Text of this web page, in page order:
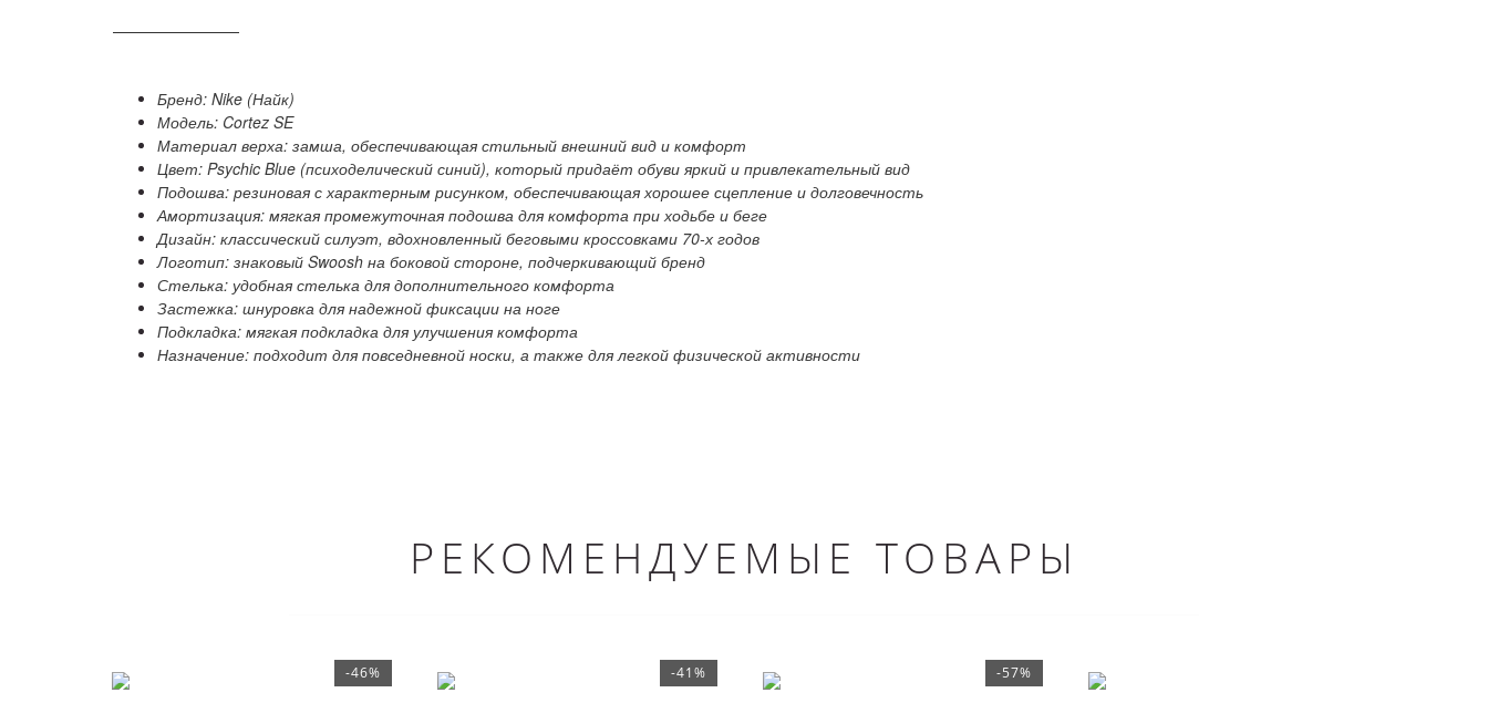
Бренд: Nike (Найк)
Модель: Cortez SE
Материал верха: замша, обеспечивающая стильный внешний вид и комфорт
Цвет: Psychic Blue (психоделический синий), который придаёт обуви яркий и привлекательный вид
Подошва: резиновая с характерным рисунком, обеспечивающая хорошее сцепление и долговечность
Амортизация: мягкая промежуточная подошва для комфорта при ходьбе и беге
Дизайн: классический силуэт, вдохновленный беговыми кроссовками 70-х годов
Логотип: знаковый Swoosh на боковой стороне, подчеркивающий бренд
Стелька: удобная стелька для дополнительного комфорта
Застежка: шнуровка для надежной фиксации на ноге
Подкладка: мягкая подкладка для улучшения комфорта
Назначение: подходит для повседневной носки, а также для легкой физической активности
РЕКОМЕНДУЕМЫЕ ТОВАРЫ
-46% -41% -57%